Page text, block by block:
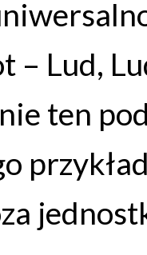
– Lud,
ten